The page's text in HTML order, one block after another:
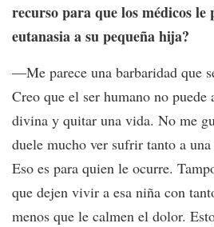
recurso para que los médicos
eutanasia a su pequeña hija?
—Me parece una barbaridad que
Creo que el ser humano no puede
divina y quitar una vida. No me
duele mucho ver sufrir tanto a una
Eso es para quien le ocurre.
que dejen vivir a esa niña con
menos que le calmen el dolor.